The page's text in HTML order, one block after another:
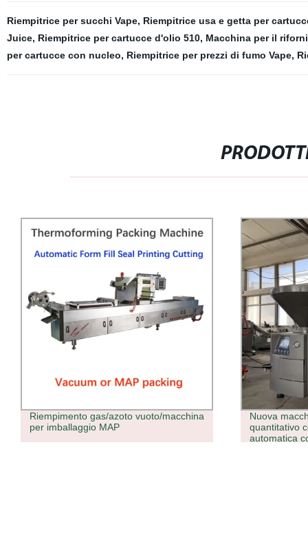
Riempitrice per succhi Vape, Riempitrice usa e getta per
Juice, Riempitrice per cartucce d'olio 510, Macchina per il
per cartucce con nucleo, Riempitrice per prezzi di fumo Vape,
Nuova macchina di riempimento
quantitativo con lama da vuoto
Serbatoio
pg Vg Vape
cartuccia